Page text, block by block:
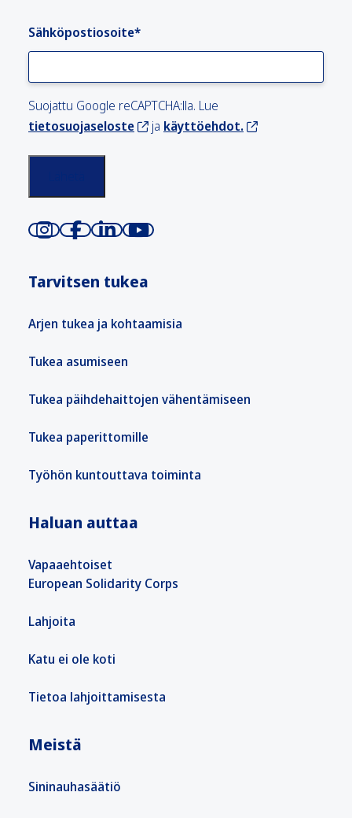
Sähköpostiosoite*
Suojattu Google reCAPTCHA:lla. Lue
tietosuojaseloste
ja käyttöehdot.
Tarvitsen tukea
Arjen tukea ja kohtaamisia
Tukea asumiseen
Tukea päihdehaittojen vähentämiseen
Tukea paperittomille
Työhön kuntouttava toiminta
Haluan auttaa
Vapaaehtoiset
European Solidarity Corps
Lahjoita
Katu ei ole koti
Tietoa lahjoittamisesta
Meistä
Sininauhasäätiö